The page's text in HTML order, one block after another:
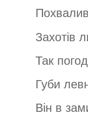
Захотів
Так
Губи
Він в